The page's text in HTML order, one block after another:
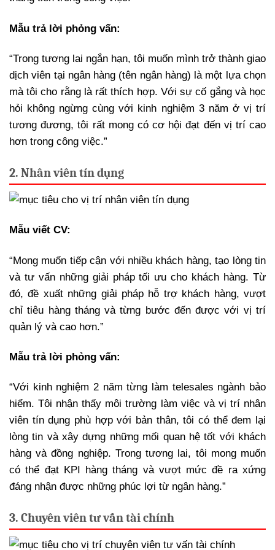
Mẫu trả lời phỏng vấn:
“Trong tương lai ngắn hạn, tôi muốn mình trở thành giao
dịch viên tại ngân hàng (tên ngân hàng) là một lựa chọn
mà tôi cho rằng là rất thích hợp. Với sự cố gắng và học
hỏi không ngừng cùng với kinh nghiệm 3 năm ở vị trí
tương đương, tôi rất mong có cơ hội đạt đến vị trí cao
hơn trong công việc.”
2. Nhân viên tín dụng
Mẫu viết CV:
“Mong muốn tiếp cận với nhiều khách hàng, tạo lòng tin
và tư vấn những giải pháp tối ưu cho khách hàng. Từ
đó, đề xuất những giải pháp hỗ trợ khách hàng, vượt
chỉ tiêu hàng tháng và từng bước đến được với vị trí
quản lý và cao hơn.”
Mẫu trả lời phỏng vấn:
“Với kinh nghiệm 2 năm từng làm telesales ngành bảo
hiểm. Tôi nhận thấy môi trường làm việc và vị trí nhân
viên tín dụng phù hợp với bản thân, tôi có thể đem lại
lòng tin và xây dựng những mối quan hệ tốt với khách
hàng và đồng nghiệp. Trong tương lai, tôi mong muốn
có thể đạt KPI hàng tháng và vượt mức đề ra xứng
đáng nhận được những phúc lợi từ ngân hàng.”
3. Chuyên viên tư vấn tài chính